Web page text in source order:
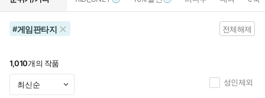
#게임판타지 전체해제
1,010개의 작품
성인제외